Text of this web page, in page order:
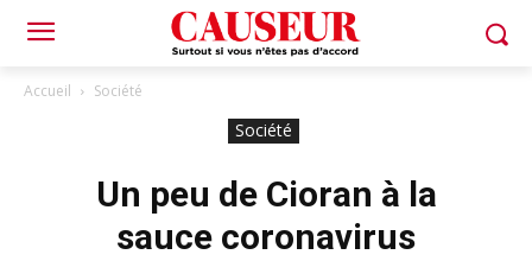
Accueil Société
Société
Un peu de Cioran à la
sauce coronavirus